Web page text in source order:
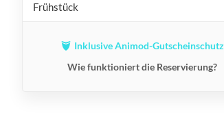
Frühstück
Inklusive Animod-Gutscheinschutz
Wie funktioniert die Reservierung?